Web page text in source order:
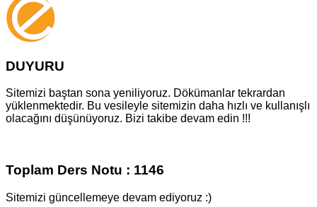
DUYURU
Sitemizi baştan sona yeniliyoruz. Dökümanlar tekrardan
yüklenmektedir. Bu vesileyle sitemizin daha hızlı ve kullanışlı
olacağını düşünüyoruz. Bizi takibe devam edin !!!
Toplam Ders Notu : 1146
Sitemizi güncellemeye devam ediyoruz :)